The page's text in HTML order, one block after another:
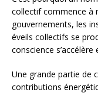
collectif commence à
gouvernements, les
éveils collectifs se
conscience
Une grande partie de
contributions